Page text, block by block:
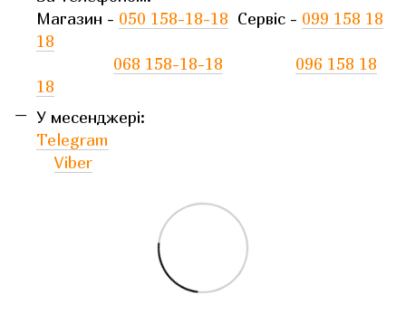
Магазин - 050 158-18-18 Сервіс - 099 158 18
18
068 158-18-18
096 158 18
18
У месенджері:
Telegram
Viber